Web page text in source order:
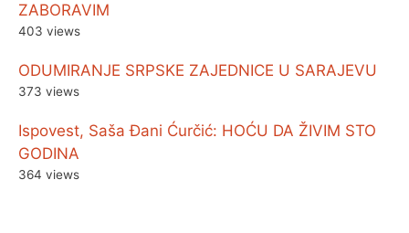
ZABORAVIM
403 views
ODUMIRANJE SRPSKE ZAJEDNICE U SARAJEVU
373 views
Ispovest, Saša Đani Ćurčić: HOĆU DA ŽIVIM STO
GODINA
364 views